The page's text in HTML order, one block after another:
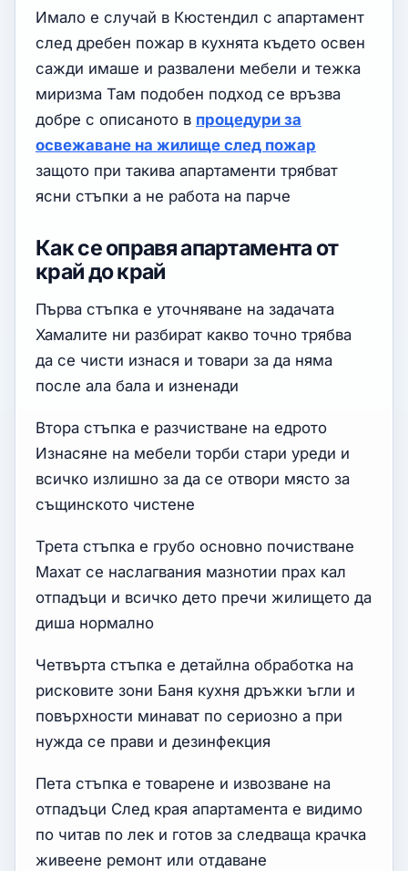
Имало е случай в Кюстендил с апартамент
след дребен пожар в кухнята където освен
сажди имаше и развалени мебели и тежка
миризма Там подобен подход се връзва
добре с описаното в процедури за
освежаване на жилище след пожар
защото при такива апартаменти трябват
ясни стъпки а не работа на парче
Как се оправя апартамента от
край до край
Първа стъпка е уточняване на задачата
Хамалите ни разбират какво точно трябва
да се чисти изнася и товари за да няма
после ала бала и изненади
Втора стъпка е разчистване на едрото
Изнасяне на мебели торби стари уреди и
всичко излишно за да се отвори място за
същинското чистене
Трета стъпка е грубо основно почистване
Махат се наслагвания мазнотии прах кал
отпадъци и всичко дето пречи жилището да
диша нормално
Четвърта стъпка е детайлна обработка на
рисковите зони Баня кухня дръжки ъгли и
повърхности минават по сериозно а при
нужда се прави и дезинфекция
Пета стъпка е товарене и извозване на
отпадъци След края апартамента е видимо
по читав по лек и готов за следваща крачка
живеене ремонт или отдаване